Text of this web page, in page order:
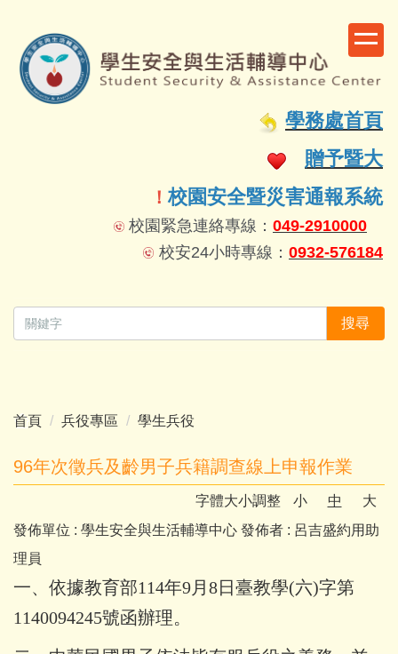
主
要
學務處首頁
贈予暨大
！校園安全暨災害通報系統
校園緊急連絡專線： 049-2910000
校安24小時專線： 0932-576184
搜尋
首頁 兵役專區 學生兵役
96年次徵兵及齡男子兵籍調查線上申報作業
字體大小調整 小 中
大
發佈單位 : 學生安全與生活輔導中心 發佈者 : 呂吉盛約用助
理員
一、依據教育部114年9月8日臺教學(六)字第
1140094245號函辦理。